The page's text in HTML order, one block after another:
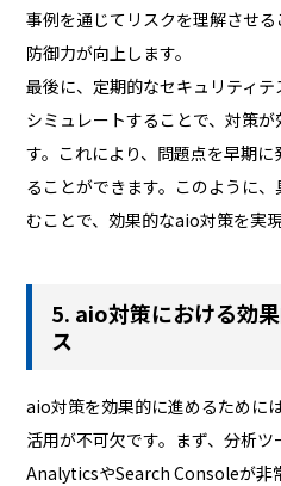
事例を通じてリスクを理解させ
防御力が向上します。
最後に、定期的なセキュリティ
シミュレートすることで、対策
す。これにより、問題点を早期
ることができます。このように
むことで、効果的なaio対策を実
5. aio対策における効
ス
aio対策を効果的に進めるために
活用が不可欠です。まず、分析
AnalyticsやSearch Consoleが非